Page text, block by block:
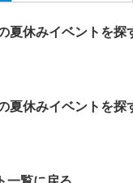
夏休みイベントを探
夏休みイベントを探